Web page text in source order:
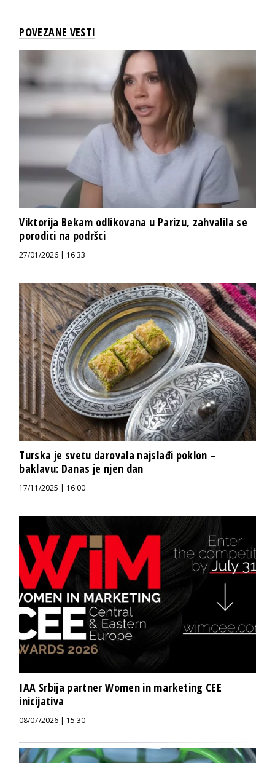
POVEZANE VESTI
Viktorija Bekam odlikovana u Parizu, zahvalila se
porodici na podršci
27/01/2026 | 16:33
Turska je svetu darovala najslađi poklon –
baklavu: Danas je njen dan
17/11/2025 | 16:00
IAA Srbija partner Women in marketing CEE
inicijativa
08/07/2026 | 15:30